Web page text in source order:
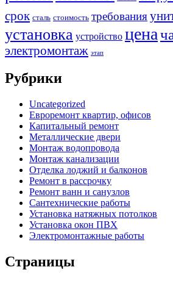
срок сталь стоимость требования
установка устройство цена
электромонтаж этап
Рубрики
Uncategorized
Евроремонт квартир, офисов
Капитальный ремонт
Металлические двери
Монтаж водопровода
Монтаж канализации
Отделка лоджий и балконов
Ремонт в рассрочку
Ремонт ванн и санузлов
Сантехнические работы
Установка натяжных потолков
Установка окон ПВХ
Электромонтажные работы
Страницы